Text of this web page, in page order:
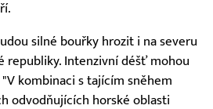
silné bouřky hrozit i na severu
republiky. Intenzivní déšť mohou
kombinaci s tajícím sněhem
odvodňujících horské oblasti